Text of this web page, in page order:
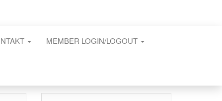
MEMBER LOGIN/LOGOUT